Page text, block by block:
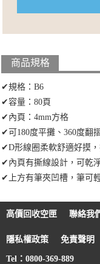
商品規格
✔規格：B6
✔容量：80頁
✔內頁：4mm方格
✔可180度平攤、360度翻
✔D形線圈柔軟舒適好摸
✔內頁有撕線設計，可乾
✔上方有筆夾凹槽，筆可
高價回收空匣 聯絡我
隱私權政策 免責聲明
Tel：0800-369-889